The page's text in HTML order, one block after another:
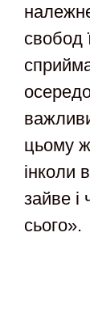
свобод
цьому
інколи
зайве і
сього».